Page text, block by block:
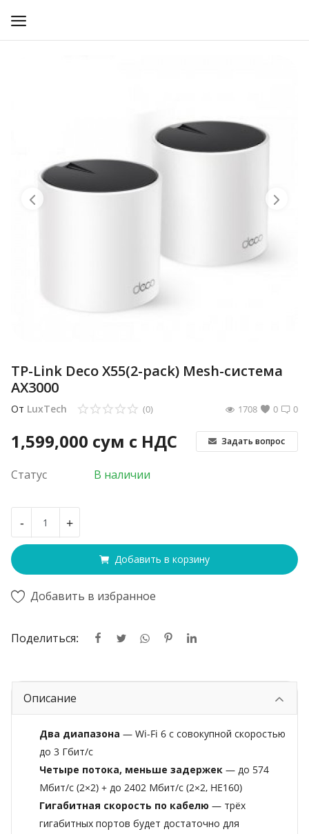
ДЛЯ ОПЕРАТОРОВ СВЯЗИ
Прочее
TP-Link Deco X55(2-pack) Mesh-система
AX3000
От LuxTech 0
(0) 0
1708
1,599,000 сум с НДС Задать вопрос
Статус В наличии
- +
Добавить в корзину
Добавить в избранное
Поделиться:
Описание
Два диапазона — Wi-Fi 6 с совокупной скоростью
до 3 Гбит/с
Четыре потока, меньше задержек — до 574
Мбит/с (2×2) + до 2402 Мбит/с (2×2, HE160)
Гигабитная скорость по кабелю — трёх
гигабитных портов будет достаточно для